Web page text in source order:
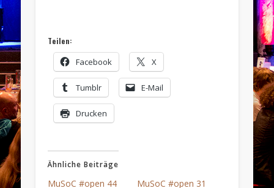
Teilen:
Facebook X
Tumblr E-Mail
Drucken
Ähnliche Beiträge
MuSoC #open 44 MuSoC #open 31